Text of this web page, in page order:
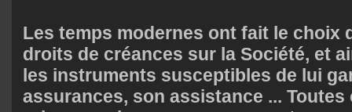
Les temps modernes ont fait le choix
droits de créances sur la Société, et
les instruments susceptibles de lui
assurances, son assistance ...